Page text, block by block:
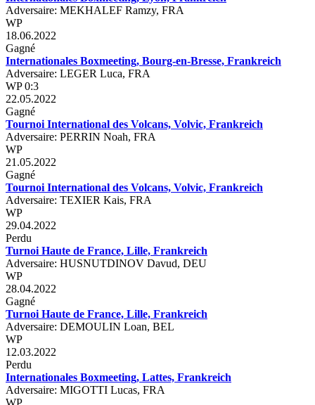
Adversaire: MEKHALEF Ramzy, FRA
WP
18.06.2022
Gagné
Internationales Boxmeeting, Bourg-en-Bresse, Frankreich
Adversaire: LEGER Luca, FRA
WP 0:3
22.05.2022
Gagné
Tournoi International des Volcans, Volvic, Frankreich
Adversaire: PERRIN Noah, FRA
WP
21.05.2022
Gagné
Tournoi International des Volcans, Volvic, Frankreich
Adversaire: TEXIER Kais, FRA
WP
29.04.2022
Perdu
Turnoi Haute de France, Lille, Frankreich
Adversaire: HUSNUTDINOV Davud, DEU
WP
28.04.2022
Gagné
Turnoi Haute de France, Lille, Frankreich
Adversaire: DEMOULIN Loan, BEL
WP
12.03.2022
Perdu
Internationales Boxmeeting, Lattes, Frankreich
Adversaire: MIGOTTI Lucas, FRA